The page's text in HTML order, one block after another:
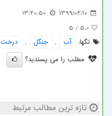
1399/04/10
13:40:50
5.0
/ 5
تگها:
آب , جنگل , درخت
مطلب را می پسندید؟
تازه ترین مطالب مرتبط